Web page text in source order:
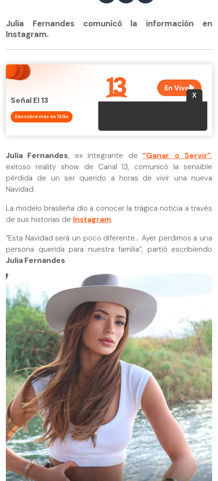
Julia Fernandes comunicó la información en
Instagram.
Señal El 13
Descubre más en 13Go
Julia Fernandes, ex integrante de“Ganar o Servir”,
exitoso reality show de Canal 13, comunicó la sensible
pérdida de un ser querido a horas de vivir una nueva
Navidad.
La modelo brasileña dio a conocer la trágica noticia a través
de sus historias de Instagram.
“Esta Navidad será un poco diferente… Ayer perdimos a una
persona querida para nuestra familia”, partió escribiendo
Julia Fernandes.